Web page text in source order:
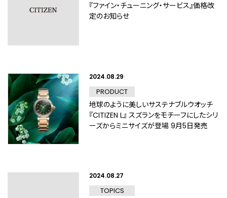
『ファイン・チューニング・サービス』価格改
定のお知らせ
2024.08.29
PRODUCT
地球のように美しいサステナブルウオッチ
『CITIZEN L』 スズランをモチーフにしたシリ
ーズからミニサイズが登場 9月5日発売
2024.08.27
TOPICS